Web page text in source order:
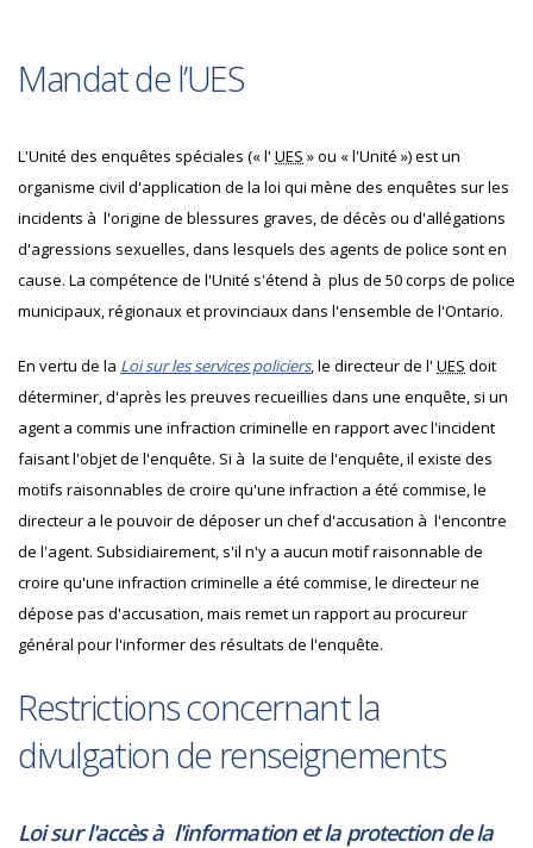
Mandat de l’UES
L'Unité des enquêtes spéciales (« l' UES » ou « l'Unité ») est un
organisme civil d'application de la loi qui mène des enquêtes sur les
incidents à l'origine de blessures graves, de décès ou d'allégations
d'agressions sexuelles, dans lesquels des agents de police sont en
cause. La compétence de l'Unité s'étend à plus de 50 corps de police
municipaux, régionaux et provinciaux dans l'ensemble de l'Ontario.
En vertu de la Loi sur les services policiers, le directeur de l' UES doit
déterminer, d'après les preuves recueillies dans une enquête, si un
agent a commis une infraction criminelle en rapport avec l'incident
faisant l'objet de l'enquête. Si à la suite de l'enquête, il existe des
motifs raisonnables de croire qu'une infraction a été commise, le
directeur a le pouvoir de déposer un chef d'accusation à l'encontre
de l'agent. Subsidiairement, s'il n'y a aucun motif raisonnable de
croire qu'une infraction criminelle a été commise, le directeur ne
dépose pas d'accusation, mais remet un rapport au procureur
général pour l'informer des résultats de l'enquête.
Restrictions concernant la
divulgation de renseignements
Loi sur l'accès à l'information et la protection de la